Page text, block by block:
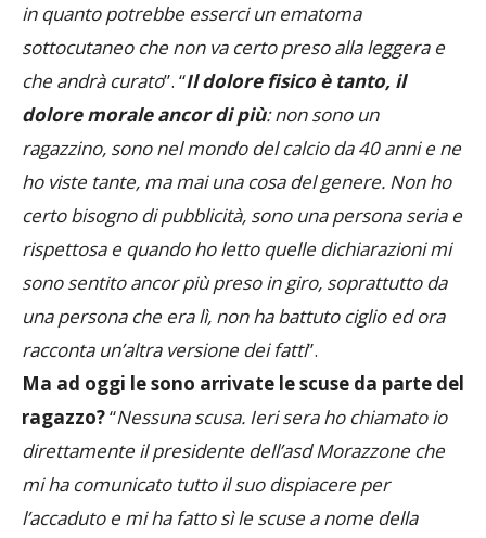
in quanto potrebbe esserci un ematoma
sottocutaneo che non va certo preso alla leggera e
che andrà curato”. “Il dolore fisico è tanto, il
dolore morale ancor di più: non sono un
ragazzino, sono nel mondo del calcio da 40 anni e ne
ho viste tante, ma mai una cosa del genere. Non ho
certo bisogno di pubblicità, sono una persona seria e
rispettosa e quando ho letto quelle dichiarazioni mi
sono sentito ancor più preso in giro, soprattutto da
una persona che era lì, non ha battuto ciglio ed ora
racconta un’altra versione dei fatti”.
Ma ad oggi le sono arrivate le scuse da parte del
ragazzo?“Nessuna scusa. Ieri sera ho chiamato io
direttamente il presidente dell’asd Morazzone che
mi ha comunicato tutto il suo dispiacere per
l’accaduto e mi ha fatto sì le scuse a nome della